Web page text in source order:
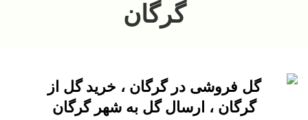
گرگان
گل فروشی در گرگان ، خرید گل از
گرگان ، ارسال گل به شهر گرگان